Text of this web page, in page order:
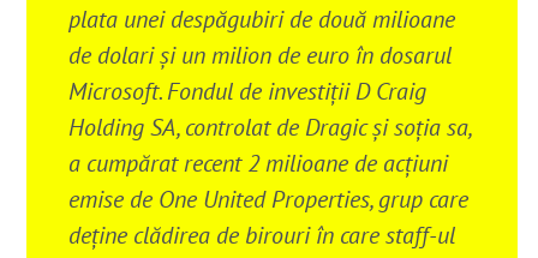
plata unei despăgubiri de două milioane
de dolari şi un milion de euro în dosarul
Microsoft. Fondul de investiții D Craig
Holding SA, controlat de Dragic și soția sa,
a cumpărat recent 2 milioane de acțiuni
emise de One United Properties, grup care
deține clădirea de birouri în care staff-ul